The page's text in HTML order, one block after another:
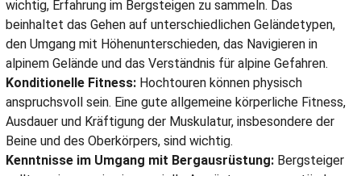
wichtig, Erfahrung im Bergsteigen zu sammeln. Das
beinhaltet das Gehen auf unterschiedlichen Geländetypen,
den Umgang mit Höhenunterschieden, das Navigieren in
alpinem Gelände und das Verständnis für alpine Gefahren.
Konditionelle Fitness: Hochtouren können physisch
anspruchsvoll sein. Eine gute allgemeine körperliche Fitness,
Ausdauer und Kräftigung der Muskulatur, insbesondere der
Beine und des Oberkörpers, sind wichtig.
Kenntnisse im Umgang mit Bergausrüstung: Bergsteiger